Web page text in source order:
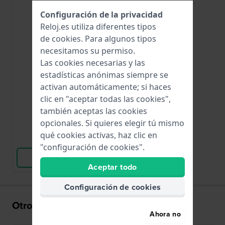
Renata
R386
386 / SR43P / AG12
8,00 €
● En stock
Comparar Relojes
Ver Producto
Otros también han comprado
Configuración de la privacidad
Reloj.es utiliza diferentes tipos
de cookies. Para algunos tipos
necesitamos su permiso.
Las cookies necesarias y las
estadísticas anónimas siempre se
activan automáticamente; si haces
clic en "aceptar todas las cookies",
también aceptas las cookies
opcionales. Si quieres elegir tú mismo
qué cookies activas, haz clic en
"configuración de cookies".
Aceptar todo
Configuración de cookies
Ahora no